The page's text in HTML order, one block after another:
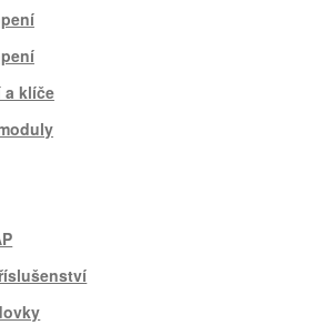
a klíče